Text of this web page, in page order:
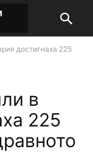
достигнаха 225
в
225